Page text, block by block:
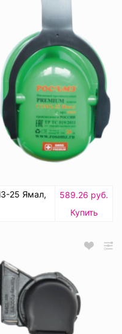
25 Ямал,
589.26 руб.
Купить